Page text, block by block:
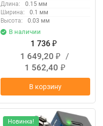
Длина:
0.15 мм
Ширина:
0.1 мм
Высота:
0.03 мм
В наличии
1 736 ₽
1 649,20 ₽
/
1 562,40 ₽
В корзину
Новинка!